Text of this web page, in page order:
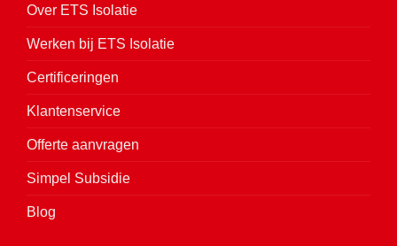
Over ETS Isolatie
Werken bij ETS Isolatie
Certificeringen
Klantenservice
Offerte aanvragen
Simpel Subsidie
Blog